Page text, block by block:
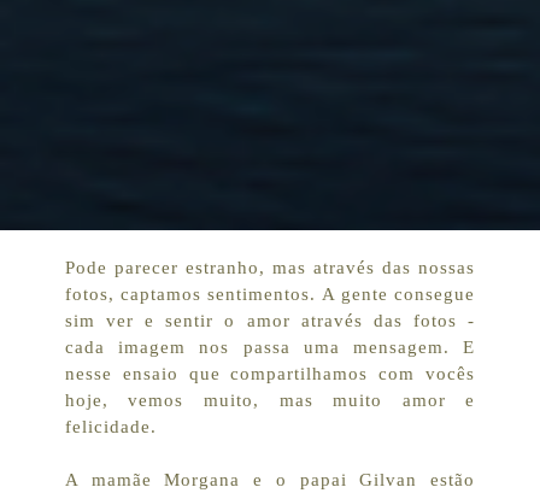
Pode parecer estranho, mas através das nossas
fotos, captamos sentimentos. A gente consegue
sim ver e sentir o amor através das fotos -
cada imagem nos passa uma mensagem. E
nesse ensaio que compartilhamos com vocês
hoje, vemos muito, mas muito amor e
felicidade.
A mamãe Morgana e o papai Gilvan estão